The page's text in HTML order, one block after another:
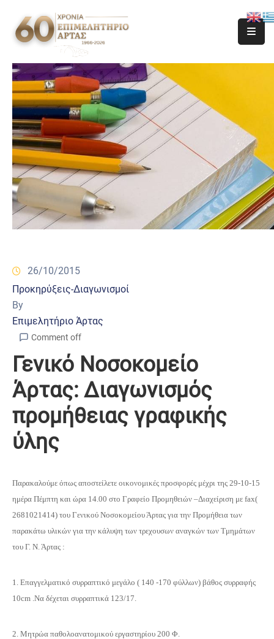
26/10/2015
Προκηρύξεις-Διαγωνισμοί
By
Επιμελητήριο Άρτας
Comment off
Γενικό Νοσοκομείο
Άρτας: Διαγωνισμός
προμήθειας γραφικής
ύλης
Παρακαλούμε όπως αποστείλετε οικονομικές προσφορές μέχρι της 29-10-15
ημέρα Πέμπτη και ώρα 14.00 στο Γραφείο Προμηθειών –Διαχείριση με fax(
2681021414) του Γενικού Νοσοκομείου Άρτας για την Προμήθεια των
παρακάτω υλικών για την κάλυψη των τρεχουσων αναγκών των Τμημάτων
του Γ. Ν. Άρτας :
1. Επαγγελματικό συρραπτικό μεγάλο ( 140 -170 φύλλων) βάθος συρραφής
10cm .Να δέχεται συρραπτικά 123/17.
2. Μητρώα παθολοανατομικού εργαστηρίου 200 Φ.